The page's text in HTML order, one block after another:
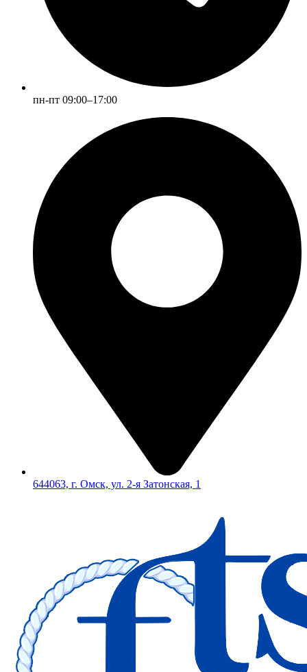
пн-пт 09:00–17:00
644063, г. Омск, ул. 2-я Затонская, 1